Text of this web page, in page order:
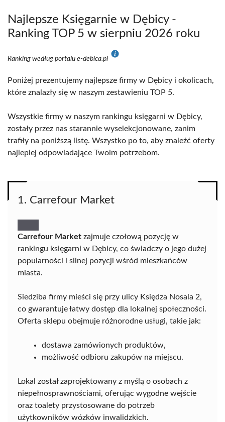
Najlepsze Księgarnie w Dębicy -
Ranking TOP 5 w sierpniu 2026 roku
Ranking według portalu e-debica.pl
Poniżej prezentujemy najlepsze firmy w Dębicy i okolicach,
które znalazły się w naszym zestawieniu TOP 5.
Wszystkie firmy w naszym rankingu księgarni w Dębicy,
zostały przez nas starannie wyselekcjonowane, zanim
trafiły na poniższą listę. Wszystko po to, aby znaleźć oferty
najlepiej odpowiadające Twoim potrzebom.
1. Carrefour Market
Carrefour Market zajmuje czołową pozycję w
rankingu księgarni w Dębicy, co świadczy o jego dużej
popularności i silnej pozycji wśród mieszkańców
miasta.
Siedziba firmy mieści się przy ulicy Księdza Nosala 2,
co gwarantuje łatwy dostęp dla lokalnej społeczności.
Oferta sklepu obejmuje różnorodne usługi, takie jak:
dostawa zamówionych produktów,
możliwość odbioru zakupów na miejscu.
Lokal został zaprojektowany z myślą o osobach z
niepełnosprawnościami, oferując wygodne wejście
oraz toalety przystosowane do potrzeb
użytkowników wózków inwalidzkich.